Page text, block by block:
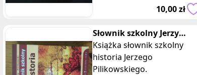
10,00 zł
Słownik szkolny Jerzy
Pilikowski historia
Książka słownik szkolny
historia Jerzego
Pilikowskiego.